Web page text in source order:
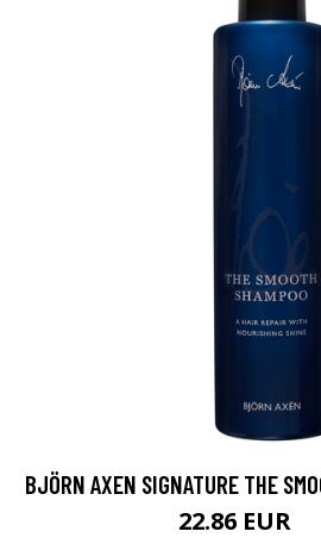
BJÖRN AXEN SIGNATURE THE
22.86 EUR